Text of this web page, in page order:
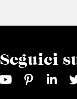
Seguici